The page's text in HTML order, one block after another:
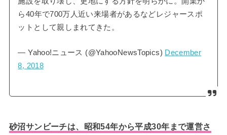
ら40年で700万人近い来場者があるなどレジャースポ
ットとして親しまれてきた。
— Yahoo!ニュース (@YahooNewsTopics) December
8, 2018
砂沼サンビーチは、昭和54年から平成30年まで運営さ